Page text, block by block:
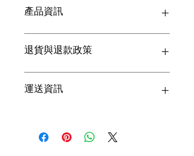
產品資訊
多資訊，例如尺寸、材料、保固和清洗
買家總是希望能在購買之前清楚了解產
退貨與退款政策
如何處理不滿意的產品。撰寫政策時，
運送資訊
法、包裝和費用相關的資訊。撰寫政策
時，請盡量開門見山，以便建立互信，